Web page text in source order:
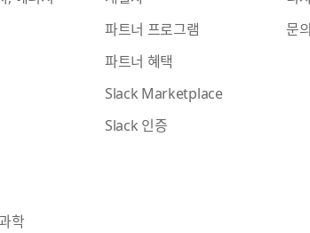
학
파트너 프로그램
파트너 혜택
Slack Marketplace
Slack 인증
문